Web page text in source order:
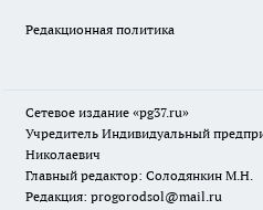
Редакционная политика
Сетевое издание «pg37.ru»
Учредитель Индивидуальный
Николаевич
Главный редактор: Солодянкин М.Н.
Редакция: progorodsol@mail.ru